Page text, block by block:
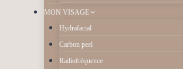
MON VISAGE
Hydrafacial
Carbon peel
Radiofréquence